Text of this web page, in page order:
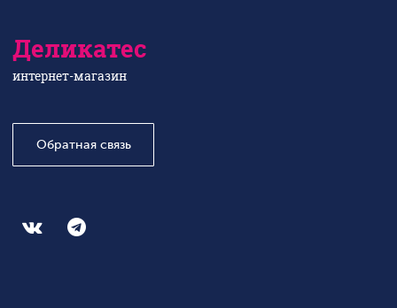
Деликатес
интернет-магазин
Обратная связь